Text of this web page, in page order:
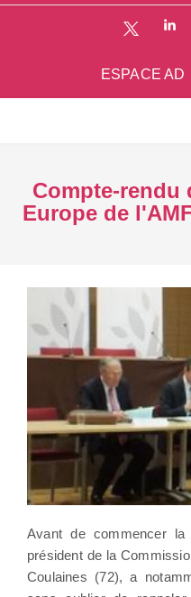
ESPACE AD
Compte-rendu
Europe de
Avant de commencer la
président de la
Coulaines (72), a